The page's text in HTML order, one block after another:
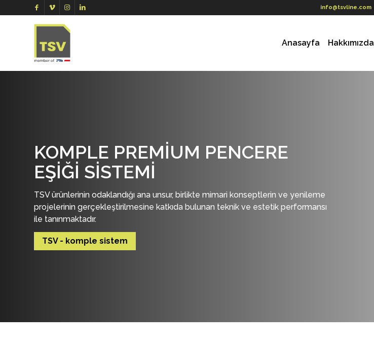
info@tsvline.com
Anasayfa Hakkımızda
KOMPLE PREMIUM PENCERE
EŞIĞI SISTEMI
TSV ürünlerinin odaklandığı ana unsur, birlikte mimari konseptlerin ve yenileme
projelerinin gerçekleştirilmesine katkıda bulunan teknik ve estetik performansı
ile tanınmaktadır.
TSV - komple sistem